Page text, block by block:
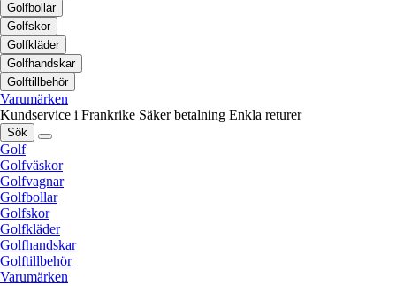
Golfbollar
Golfskor
Golfkläder
Golfhandskar
Golftillbehör
Varumärken
Kundservice i Frankrike Säker betalning Enkla returer
Sök
Golf
Golfväskor
Golfvagnar
Golfbollar
Golfskor
Golfkläder
Golfhandskar
Golftillbehör
Varumärken